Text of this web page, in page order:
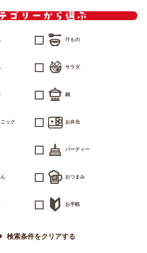
ック
汁もの
サラダ
鍋
お弁当
パーティー
おつまみ
お手軽
検索条件をクリアする